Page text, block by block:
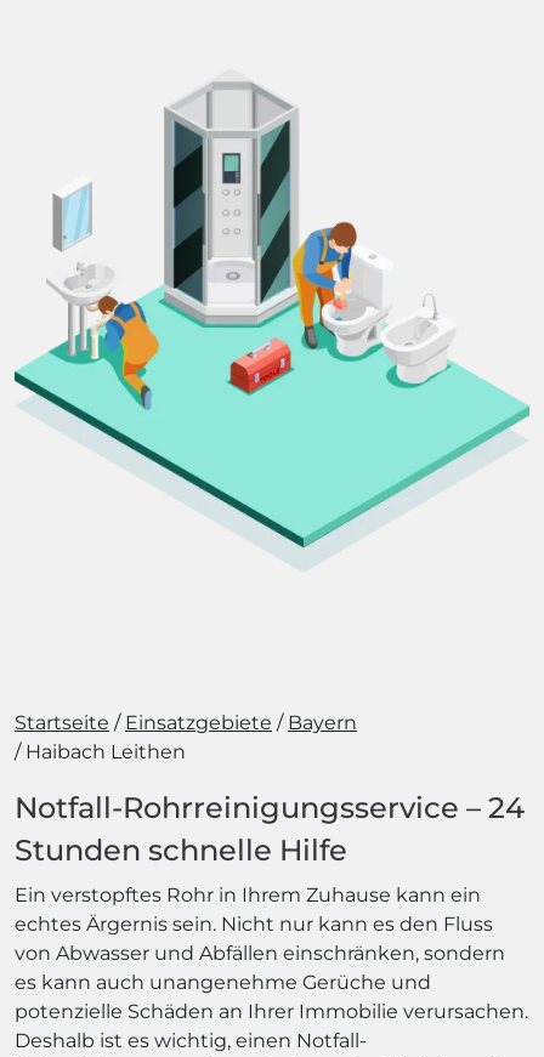
Startseite Einsatzgebiete
Bayern
Haibach Leithen
Notfall-Rohrreinigungsservice – 24
Stunden schnelle Hilfe
Ein verstopftes Rohr in Ihrem Zuhause kann ein
echtes Ärgernis sein. Nicht nur kann es den Fluss
von Abwasser und Abfällen einschränken, sondern
es kann auch unangenehme Gerüche und
potenzielle Schäden an Ihrer Immobilie verursachen.
Deshalb ist es wichtig, einen Notfall-